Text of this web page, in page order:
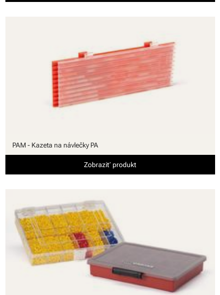
PAM - Kazeta na návlečky PA
Zobraziť produkt